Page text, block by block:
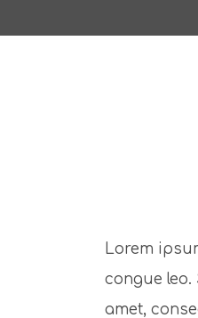
Lorem
congue
amet,